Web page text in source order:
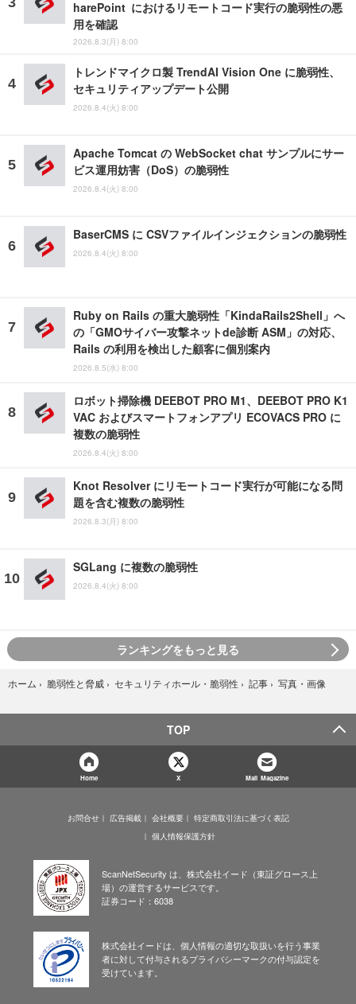
harePoint におけるリモートコード実行の脆弱性の悪
用を確認
2026.8.3(月) 8:00
トレンドマイクロ製 TrendAI Vision One に脆弱性、
セキュリティアップデート公開
2026.8.4(火) 8:00
Apache Tomcat の WebSocket chat サンプルにサー
ビス運用妨害（DoS）の脆弱性
2026.8.4(火) 8:00
BaserCMS に CSVファイルインジェクションの脆弱性
2026.8.4(火) 8:00
Ruby on Rails の重大脆弱性「KindaRails2Shell」へ
の「GMOサイバー攻撃ネットde診断 ASM」の対応、
Rails の利用を検出した顧客に個別案内
2026.8.5(水) 8:00
ロボット掃除機 DEEBOT PRO M1、DEEBOT PRO K1
VAC およびスマートフォンアプリ ECOVACS PRO に
複数の脆弱性
2026.8.4(火) 8:00
Knot Resolver にリモートコード実行が可能になる問
題を含む複数の脆弱性
2026.8.3(月) 8:00
SGLang に複数の脆弱性
2026.8.4(火) 8:00
ランキングをもっと見る
ホーム › 脆弱性と脅威 › セキュリティホール・脆弱性 › 記事 › 写真・画像
TOP
Home X Mail Magazine
お問合せ 広告掲載 会社概要
特定商取引法に基づく表記
個人情報保護方針
ScanNetSecurity は、株式会社イード（東証グロース上
場）の運営するサービスです。
証券コード：6038
株式会社イードは、個人情報の適切な取扱いを行う事業
者に対して付与されるプライバシーマークの付与認定を
受けています。